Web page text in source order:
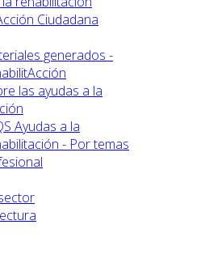
Ciudadana
generados -
las ayudas a la
Ayudas a la
- Por temas